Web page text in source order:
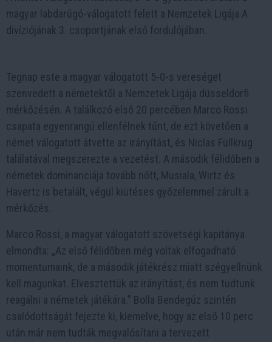
magyar labdarúgó-válogatott felett a Nemzetek Ligája A
divíziójának 3. csoportjának első fordulójában.
Tegnap este a magyar válogatott 5-0-s vereséget
szenvedett a németektől a Nemzetek Ligája düsseldorfi
mérkőzésén. A találkozó első 20 percében Marco Rossi
csapata egyenrangú ellenfélnek tűnt, de ezt követően a
német válogatott átvette az irányítást, és Niclas Füllkrug
találatával megszerezte a vezetést. A második félidőben a
németek dominanciája tovább nőtt, Musiala, Wirtz és
Havertz is betalált, végül kiütéses győzelemmel zárult a
mérkőzés.
Marco Rossi, a magyar válogatott szövetségi kapitánya
elmondta: „Az első félidőben még voltak elfogadható
momentumaink, de a második játékrész miatt szégyellnünk
kell magunkat. Elvesztettük az irányítást, és nem tudtunk
reagálni a németek játékára.” Bolla Bendegúz szintén
csalódottságát fejezte ki, kiemelve, hogy az első 10 perc
után már nem tudták megvalósítani a tervezett